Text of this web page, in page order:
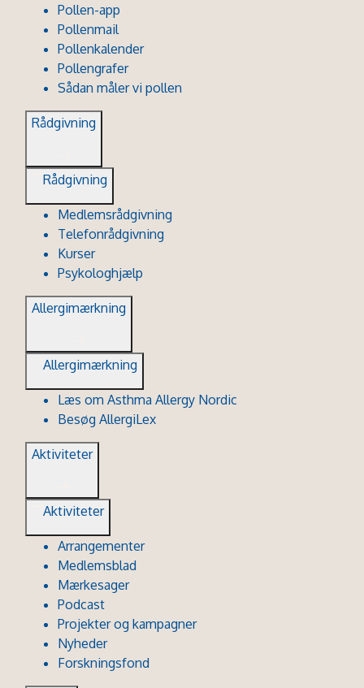
Pollen-app
Pollenmail
Pollenkalender
Pollengrafer
Sådan måler vi pollen
Rådgivning
Rådgivning
Medlemsrådgivning
Telefonrådgivning
Kurser
Psykologhjælp
Allergimærkning
Allergimærkning
Læs om Asthma Allergy Nordic
Besøg AllergiLex
Aktiviteter
Aktiviteter
Arrangementer
Medlemsblad
Mærkesager
Podcast
Projekter og kampagner
Nyheder
Forskningsfond